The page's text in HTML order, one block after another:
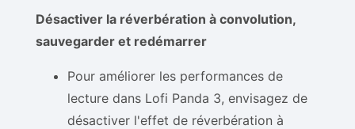
Désactiver la réverbération à convolution,
sauvegarder et redémarrer
Pour améliorer les performances de
lecture dans Lofi Panda 3, envisagez de
désactiver l'effet de réverbération à